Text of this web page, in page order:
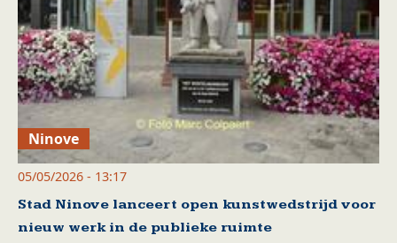
Ninove
05/05/2026 - 13:17
Stad Ninove lanceert open kunstwedstrijd voor
nieuw werk in de publieke ruimte